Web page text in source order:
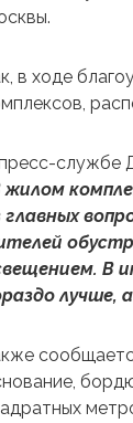
в ходе
службе
жилом
главных
В
лучше,